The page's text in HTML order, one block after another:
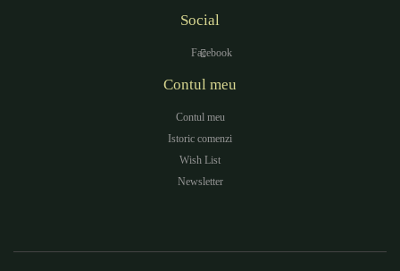
Social
Facebook
Contul meu
Contul meu
Istoric comenzi
Wish List
Newsletter